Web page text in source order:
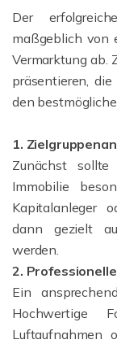
Der
maßgeblich von
Vermarktung ab.
präsentieren,
den
1.
Zunächst
Immobilie
Kapitalanleger
dann gezielt
werden.
2.
Ein
Hochwertige
Luftaufnahmen